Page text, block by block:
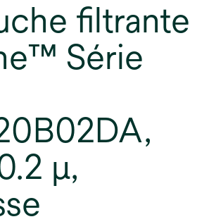
filtrante
Série
µ,